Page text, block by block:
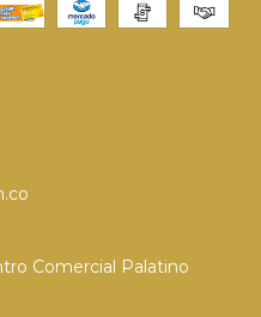
Comercial Palatino